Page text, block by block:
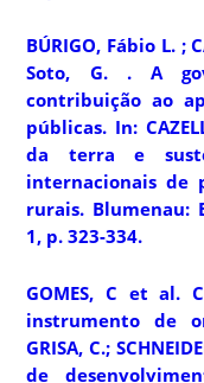
BÚRIGO, Fábio L. ;
Soto, G. . A
contribuição ao
públicas. In:
da terra e
internacionais de
rurais. Blumenau:
1, p. 323-334.
GOMES, C et al.
instrumento de
GRISA, C.;
de